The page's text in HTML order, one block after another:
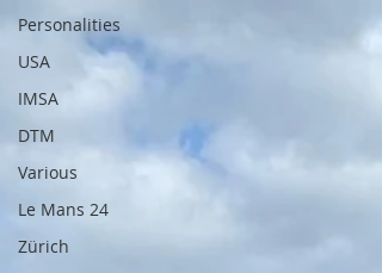
Personalities
USA
IMSA
DTM
Various
Le Mans 24
Zürich